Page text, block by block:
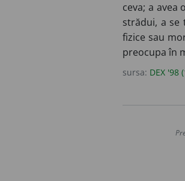
ceva; a avea
strădui, a se
fizice sau
preocupa în
sursa: DEX '98